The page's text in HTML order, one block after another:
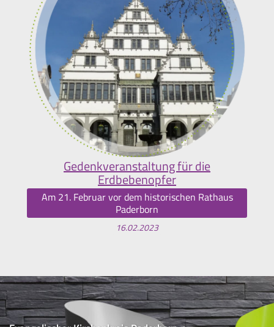
Gedenkveranstaltung für die
Erdbebenopfer
Am 21. Februar vor dem historischen Rathaus
Paderborn
16.02.2023